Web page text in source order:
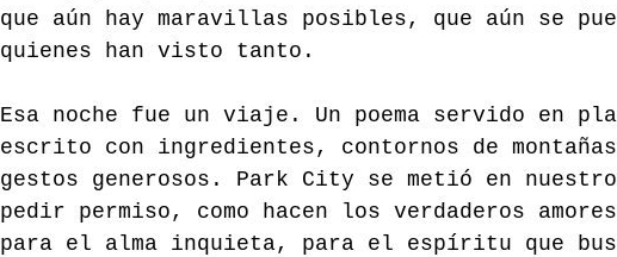
que aún hay maravillas posibles, que aún se
quienes han visto tanto.
Esa noche fue un viaje. Un poema servido en
escrito con ingredientes, contornos de
gestos generosos. Park City se metió en
pedir permiso, como hacen los verdaderos
para el alma inquieta, para el espíritu que